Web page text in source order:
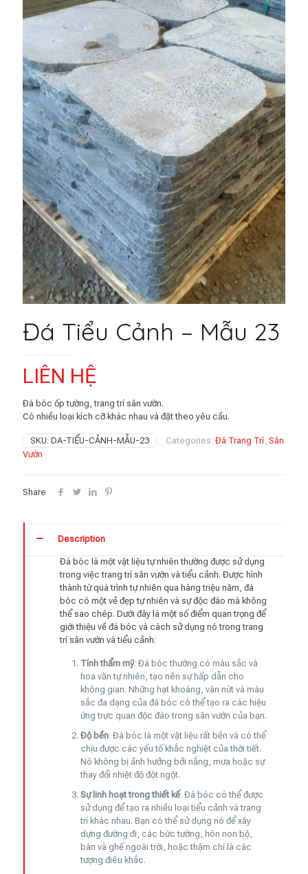
Đá Tiểu Cảnh – Mẫu 23
LIÊN HỆ
Đá bóc ốp tường, trang trí sân vườn.
Có nhiều loại kích cỡ khác nhau và đặt theo yêu cầu.
SKU: DA-TIỂU-CẢNH-MẪU-23 Categories: Đá Trang Trí, Sân
Vườn
Share
Description
Đá bóc là một vật liệu tự nhiên thường được sử dụng
trong việc trang trí sân vườn và tiểu cảnh. Được hình
thành từ quá trình tự nhiên qua hàng triệu năm, đá
bóc có một vẻ đẹp tự nhiên và sự độc đáo mà không
thể sao chép. Dưới đây là một số điểm quan trọng để
giới thiệu về đá bóc và cách sử dụng nó trong trang
trí sân vườn và tiểu cảnh:
Tính thẩm mỹ: Đá bóc thường có màu sắc và
hoa văn tự nhiên, tạo nên sự hấp dẫn cho
không gian. Những hạt khoáng, vân nứt và màu
sắc đa dạng của đá bóc có thể tạo ra các hiệu
ứng trực quan độc đáo trong sân vườn của bạn.
Độ bền: Đá bóc là một vật liệu rất bền và có thể
chịu được các yếu tố khắc nghiệt của thời tiết.
Nó không bị ảnh hưởng bởi nắng, mưa hoặc sự
thay đổi nhiệt độ đột ngột.
Sự linh hoạt trong thiết kế: Đá bóc có thể được
sử dụng để tạo ra nhiều loại tiểu cảnh và trang
trí khác nhau. Bạn có thể sử dụng nó để xây
dựng đường đi, các bức tường, hòn non bộ,
bàn và ghế ngoài trời, hoặc thậm chí là các
tượng điêu khắc.